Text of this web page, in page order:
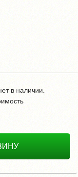
в наличии.